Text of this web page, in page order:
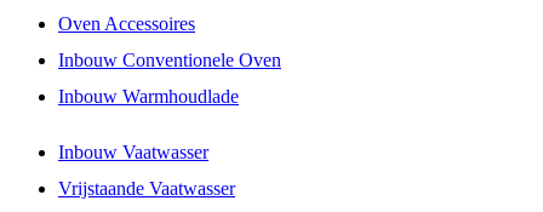
Oven Accessoires
Inbouw Conventionele Oven
Inbouw Warmhoudlade
Inbouw Vaatwasser
Vrijstaande Vaatwasser